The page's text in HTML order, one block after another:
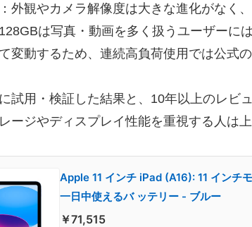
外観やカメラ解像度は大きな進化がなく
は写真・動画を多く扱うユーザーに
変動するため、連続高負荷使用では公式
試用・検証した結果と、10年以上のレビ
ージやディスプレイ性能を重視する人は
Apple 11 インチ iPad (A16): 11 インチ
一日中使えるバ ッテリー - ブルー
￥71,515